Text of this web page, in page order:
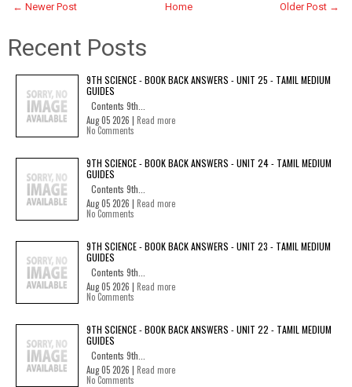
← Newer Post Older Post →
Home
Recent Posts
9TH SCIENCE - BOOK BACK ANSWERS - UNIT 25 - TAMIL MEDIUM
GUIDES
Contents 9th...
Aug 05 2026 | Read more
No Comments
9TH SCIENCE - BOOK BACK ANSWERS - UNIT 24 - TAMIL MEDIUM
GUIDES
Contents 9th...
Aug 05 2026 | Read more
No Comments
9TH SCIENCE - BOOK BACK ANSWERS - UNIT 23 - TAMIL MEDIUM
GUIDES
Contents 9th...
Aug 05 2026 | Read more
No Comments
9TH SCIENCE - BOOK BACK ANSWERS - UNIT 22 - TAMIL MEDIUM
GUIDES
Contents 9th...
Aug 05 2026 | Read more
No Comments